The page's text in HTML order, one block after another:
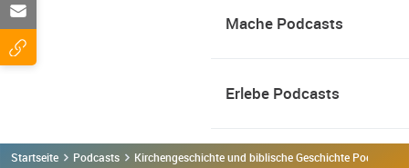
Mache Podcasts
Erlebe Podcasts
Startseite Podcasts Kirchengeschichte und biblische Geschichte Podcast